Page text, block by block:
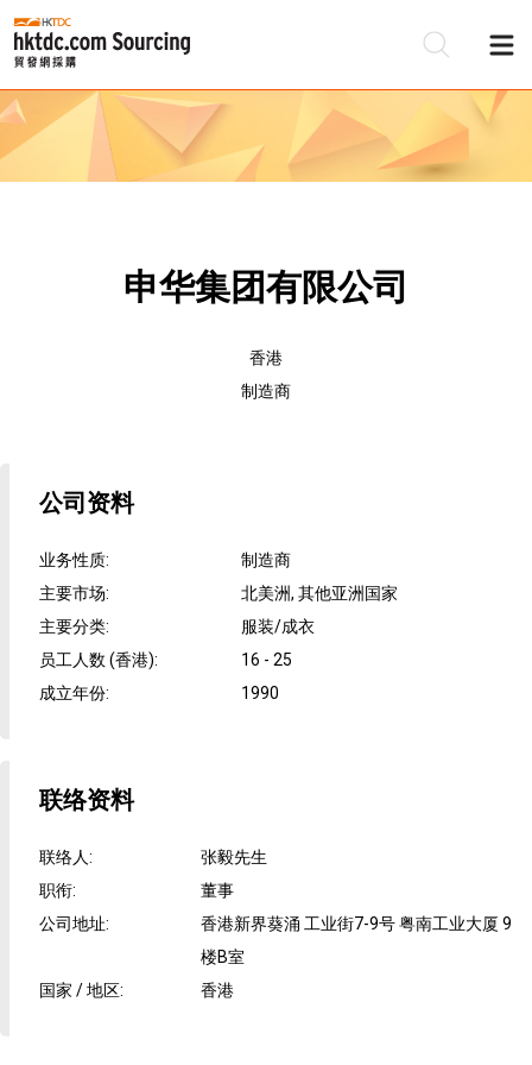
申华集团有限公司
香港
制造商
公司资料
业务性质:
制造商
主要市场:
北美洲, 其他亚洲国家
主要分类:
服装/成衣
员工人数 (香港):
16 - 25
成立年份: 1990
联络资料
联络人:
张毅先生
职衔:
董事
公司地址:
香港新界葵涌 工业街7-9号 粤南工业大厦 9
楼B室
国家 / 地区: 香港